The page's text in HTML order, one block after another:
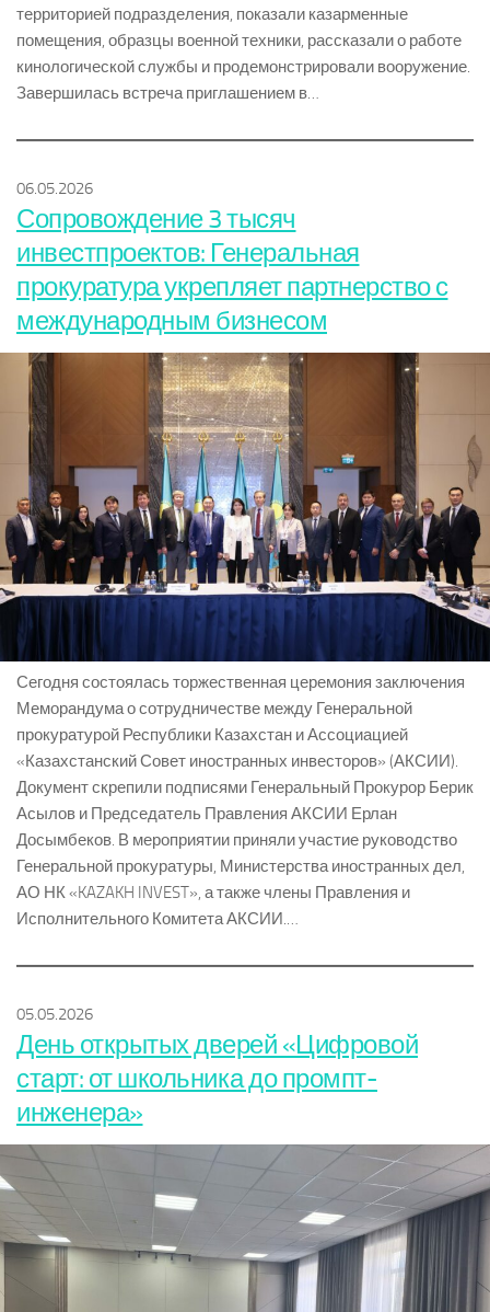
территорией подразделения, показали казарменные
помещения, образцы военной техники, рассказали о работе
кинологической службы и продемонстрировали вооружение.
Завершилась встреча приглашением в…
06.05.2026
Сопровождение 3 тысяч
инвестпроектов: Генеральная
прокуратура укрепляет партнерство с
международным бизнесом
Сегодня состоялась торжественная церемония заключения
Меморандума о сотрудничестве между Генеральной
прокуратурой Республики Казахстан и Ассоциацией
«Казахстанский Совет иностранных инвесторов» (АКСИИ).
Документ скрепили подписями Генеральный Прокурор Берик
Асылов и Председатель Правления АКСИИ Ерлан
Досымбеков. В мероприятии приняли участие руководство
Генеральной прокуратуры, Министерства иностранных дел,
АО НК «KAZAKH INVEST», а также члены Правления и
Исполнительного Комитета АКСИИ.…
05.05.2026
День открытых дверей «Цифровой
старт: от школьника до промпт-
инженера»